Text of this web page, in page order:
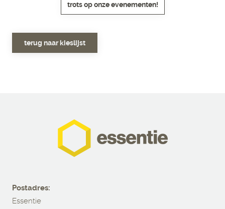
trots op onze evenementen!
terug naar kieslijst
Postadres:
Essentie